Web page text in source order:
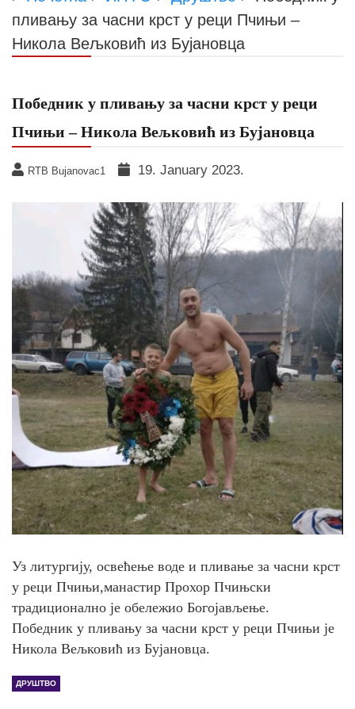
пливању за часни крст у реци Пчињи –
Никола Вељковић из Бујановца
Победник у пливању за часни крст у реци
Пчињи – Никола Вељковић из Бујановца
RTB Bujanovac1 19. January 2023.
Уз литургију, освећење воде и пливање за часни крст
у реци Пчињи,манастир Прохор Пчињски
традиционално је обележио Богојављење.
Победник у пливању за часни крст у реци Пчињи је
Никола Вељковић из Бујановца.
ДРУШТВО